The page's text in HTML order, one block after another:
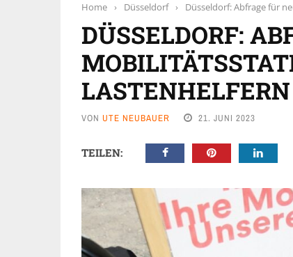
Home › Düsseldorf › Düsseldorf: Abfrage für
DÜSSELDORF:
VON UTE NEUBAUER 21. JUNI 2023
TEILEN: